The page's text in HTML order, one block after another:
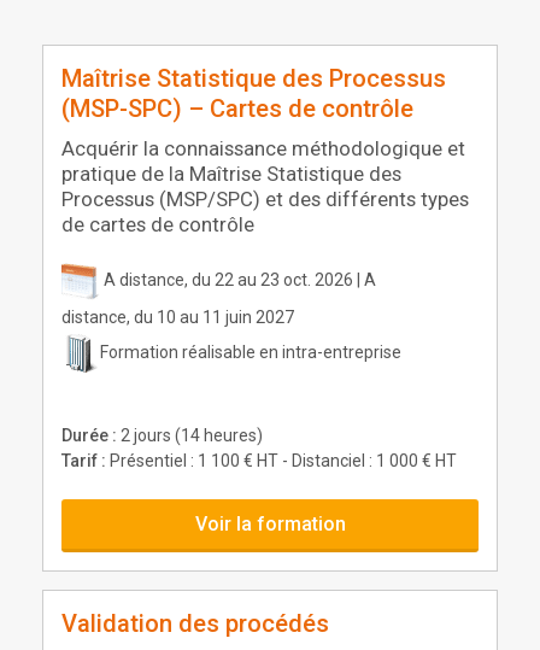
Maîtrise Statistique des Processus
(MSP-SPC) – Cartes de contrôle
Acquérir la connaissance méthodologique et
pratique de la Maîtrise Statistique des
Processus (MSP/SPC) et des différents types
de cartes de contrôle
A distance, du 22 au 23 oct. 2026 | A
distance, du 10 au 11 juin 2027
Formation réalisable en intra-entreprise
Durée : 2 jours (14 heures)
Tarif : Présentiel : 1 100 € HT - Distanciel : 1 000 € HT
Voir la formation
Validation des procédés